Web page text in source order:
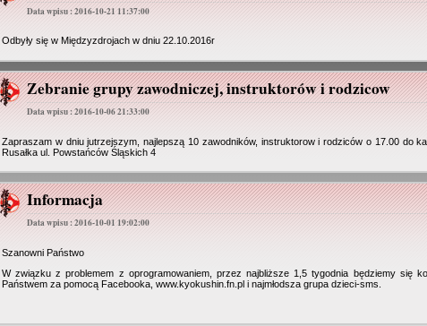
Data wpisu : 2016-10-21 11:37:00
Odbyły się w Międzyzdrojach w dniu 22.10.2016r
Zebranie grupy zawodniczej, instruktorów i rodzicow
Data wpisu : 2016-10-06 21:33:00
Zapraszam w dniu jutrzejszym, najlepszą 10 zawodników, instruktorow i rodziców o 17.00 do
Rusałka ul. Powstańców Śląskich 4
Informacja
Data wpisu : 2016-10-01 19:02:00
Szanowni Państwo
W związku z problemem z oprogramowaniem, przez najbliższe 1,5 tygodnia będziemy się
Państwem za pomocą Facebooka, www.kyokushin.fn.pl i najmłodsza grupa dzieci-sms.